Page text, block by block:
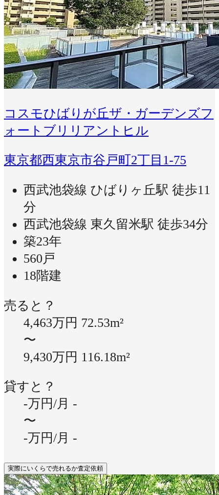
コスモひばりが丘ザ・ガーデンズフ
ォートブリリアントヒル
東京都西東京市谷戸町2丁目1-75
西武池袋線 ひばりヶ丘駅 徒歩11
分
西武池袋線 東久留米駅 徒歩34分
築23年
560戸
18階建
売ると？
4,463万円 72.53m²
〜
9,430万円 116.18m²
貸すと？
-万円/月 -
〜
-万円/月 -
実際にいくらで売れるか査定依頼